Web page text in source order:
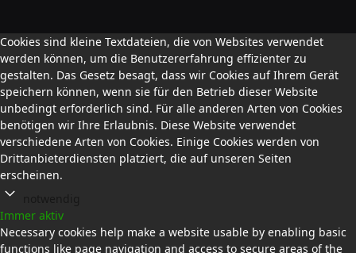
Cookies sind kleine Textdateien, die von Websites verwendet
werden können, um die Benutzererfahrung effizienter zu
gestalten. Das Gesetz besagt, dass wir Cookies auf Ihrem Gerät
speichern können, wenn sie für den Betrieb dieser Website
unbedingt erforderlich sind. Für alle anderen Arten von Cookies
benötigen wir Ihre Erlaubnis. Diese Website verwendet
verschiedene Arten von Cookies. Einige Cookies werden von
Drittanbieterdiensten platziert, die auf unseren Seiten
erscheinen.
Immer aktiv
Necessary cookies help make a website usable by enabling basic
functions like page navigation and access to secure areas of the